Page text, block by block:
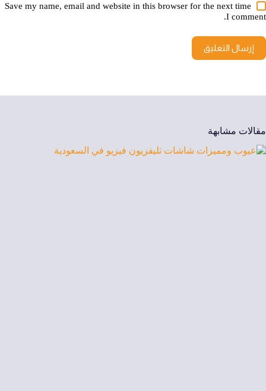
Save my name, email and website in this browser for the next time
I comment.
إرسال التعليق
مقالات مشابهة